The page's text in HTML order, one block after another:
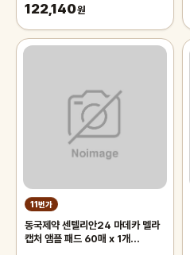
122,140원
11번가
동국제약 센텔리안24 마데카 멜라
캡처 앰플 패드 60매 x 1개